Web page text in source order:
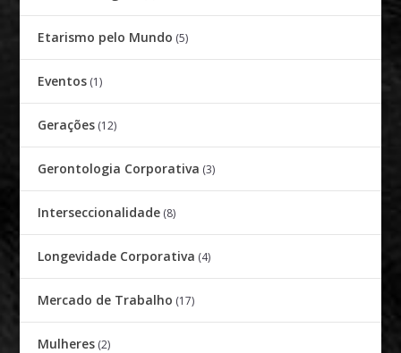
Etarismo pelo Mundo (5)
Eventos (1)
Gerações (12)
Gerontologia Corporativa (3)
Interseccionalidade (8)
Longevidade Corporativa (4)
Mercado de Trabalho (17)
Mulheres (2)